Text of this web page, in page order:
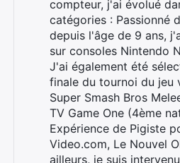
compteur, j'ai évolué
catégories : Passionné
depuis l'âge de 9 ans,
sur consoles Nintendo
J'ai également été
finale du tournoi du jeu
Super Smash Bros
TV Game One (4ème
Expérience de Pigiste
Video.com, Le Nouvel
ailleurs, je suis